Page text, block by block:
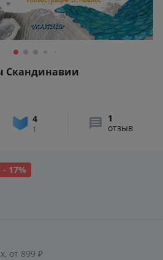
Скандинавии
4
1
1
отзыв
- 17%
от 899 ₽